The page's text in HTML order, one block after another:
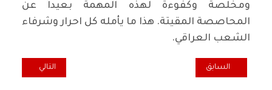
ومخلصة وكفوءة لهذه المهمة بعيداً عن
المحاصصة المقيتة. هذا ما يأمله كل احرار وشرفاء
الشعب العراقي.
المقال السابق: حكايات إبي زاهد..شلون أوصفك
السابق المقال التالي:
التالي